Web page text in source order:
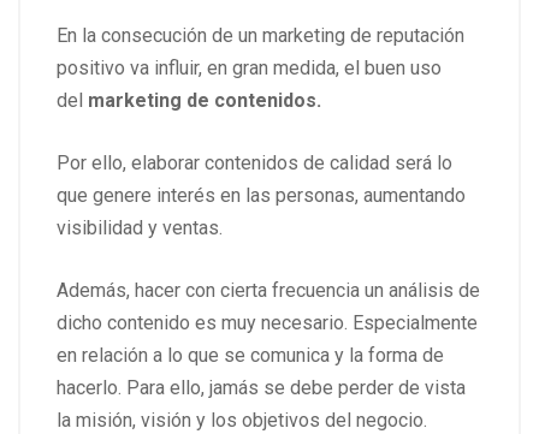
En la consecución de un marketing de reputación
positivo va influir, en gran medida, el buen uso
del marketing de contenidos.
Por ello, elaborar contenidos de calidad será lo
que genere interés en las personas, aumentando
visibilidad y ventas.
Además, hacer con cierta frecuencia un análisis de
dicho contenido es muy necesario. Especialmente
en relación a lo que se comunica y la forma de
hacerlo. Para ello, jamás se debe perder de vista
la misión, visión y los objetivos del negocio.